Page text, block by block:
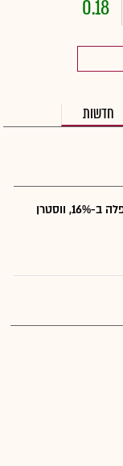
0.18
חדשות
וול סטריט איבדה גובה; פלייטיקה נפלה ב-16%, ווסטרן